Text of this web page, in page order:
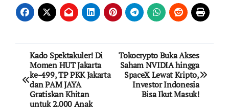
Post
navigation
Kado Spektakuler! Di
Momen HUT Jakarta
ke-499, TP PKK Jakarta
dan PAM JAYA
Gratiskan Khitan
untuk 2.000 Anak
Tokocrypto Buka Akses
Saham NVIDIA hingga
SpaceX Lewat Kripto,
Investor Indonesia
Bisa Ikut Masuk!